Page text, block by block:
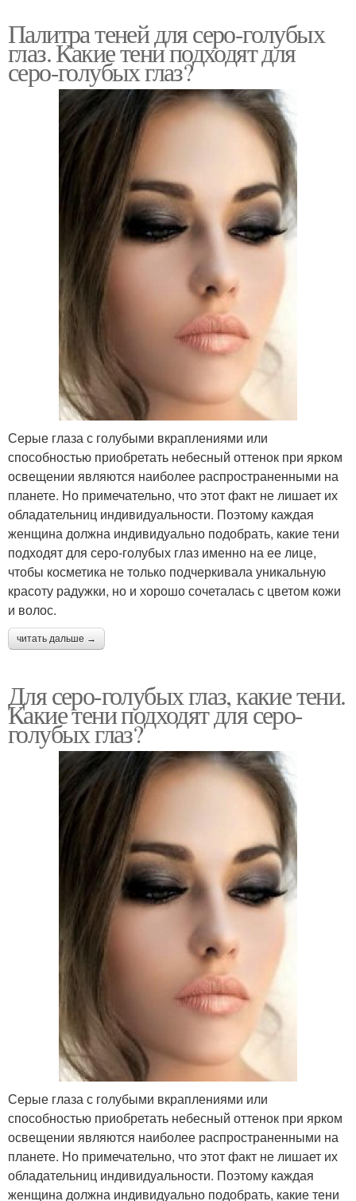
Палитра теней для серо-голубых
глаз. Какие тени подходят для
серо-голубых глаз?
Серые глаза с голубыми вкраплениями или
способностью приобретать небесный оттенок при ярком
освещении являются наиболее распространенными на
планете. Но примечательно, что этот факт не лишает их
обладательниц индивидуальности. Поэтому каждая
женщина должна индивидуально подобрать, какие тени
подходят для серо-голубых глаз именно на ее лице,
чтобы косметика не только подчеркивала уникальную
красоту радужки, но и хорошо сочеталась с цветом кожи
и волос.
читать дальше →
Для серо-голубых глаз, какие тени.
Какие тени подходят для серо-
голубых глаз?
Серые глаза с голубыми вкраплениями или
способностью приобретать небесный оттенок при ярком
освещении являются наиболее распространенными на
планете. Но примечательно, что этот факт не лишает их
обладательниц индивидуальности. Поэтому каждая
женщина должна индивидуально подобрать, какие тени